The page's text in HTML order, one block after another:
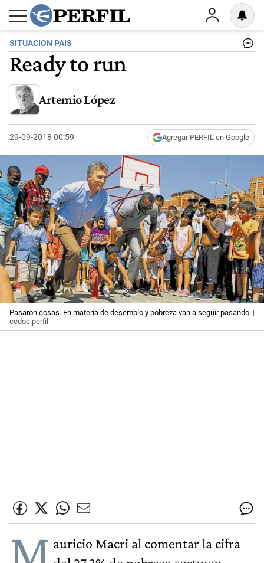
SITUACION PAIS
Ready to run
Artemio López
29-09-2018 00:59 Agregar PERFIL en Google
Pasaron cosas. En materia de desemplo y pobreza van a seguir pasando. |
cedoc perfil
M auricio Macri al comentar la cifra